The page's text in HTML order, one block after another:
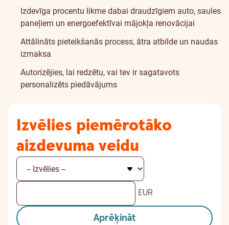
Izdevīga procentu likme dabai draudzīgiem auto, saules
paneļiem un energoefektīvai mājokļa renovācijai
Attālināts pieteikšanās process, ātra atbilde un naudas
izmaksa
Autorizējies, lai redzētu, vai tev ir sagatavots
personalizēts piedāvājums
Izvēlies piemērotāko
aizdevuma veidu
EUR
Aprēķināt